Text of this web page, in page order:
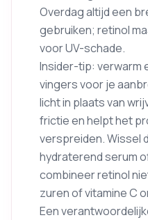
Overdag altijd een
gebruiken; retinol
voor UV-schade.
Insider-tip: verwarm
vingers voor je
licht in plaats van
frictie en helpt het
verspreiden. Wissel
hydraterend serum
combineer retinol
zuren of vitamine C
Een